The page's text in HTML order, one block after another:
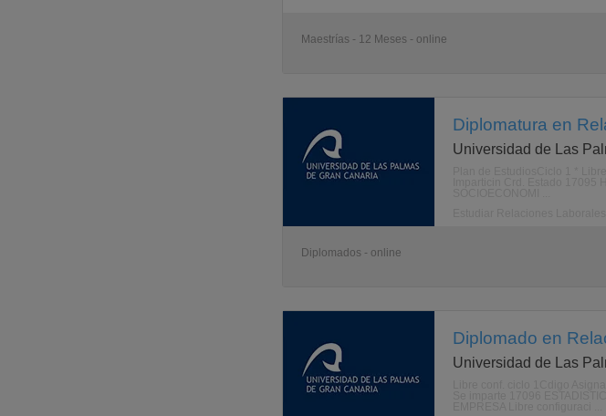
Maestrías - 12 Meses - online
Diplomatura en
Universidad de Las
Diplomados - online
Diplomado en
Universidad de Las